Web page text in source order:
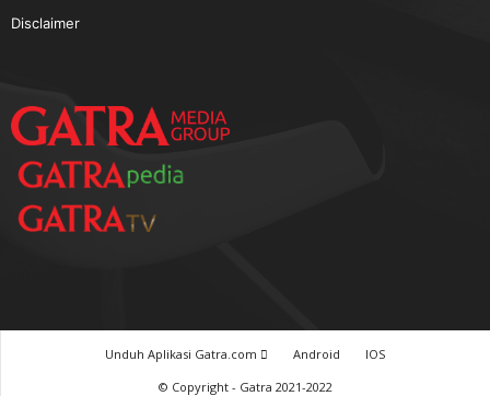
Disclaimer
Unduh Aplikasi Gatra.com Android
IOS
© Copyright - Gatra 2021-2022